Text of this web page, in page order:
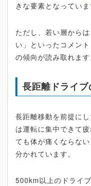
きな要素となっていま
ただし、若い層から
い」といったコメン
の傾向が読み取れます
長距離ドライ
長距離移動を前提に
は運転に集中できて
ても体が痛くならな
分かれています。
500km以上のドライ